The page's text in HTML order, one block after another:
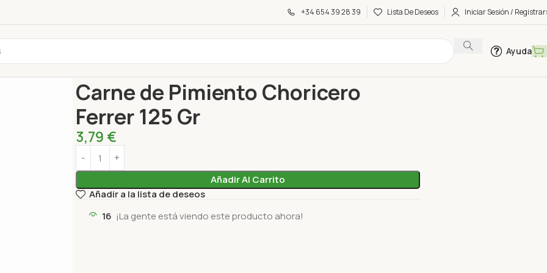
+34 654 39 28 39 Lista De Deseos Iniciar Sesión /
Ayuda
Carne de Pimiento Choricero
Ferrer 125 Gr
3,79 €
Añadir Al Carrito
Añadir a la lista de deseos
16 ¡La gente está viendo este producto ahora!